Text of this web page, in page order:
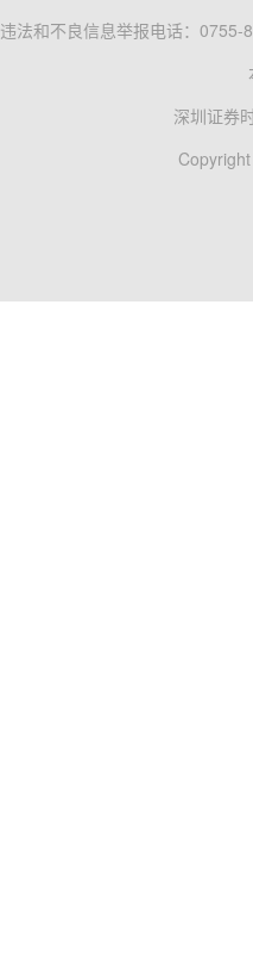
违法和不良信息举报电话：0755-
深圳证券